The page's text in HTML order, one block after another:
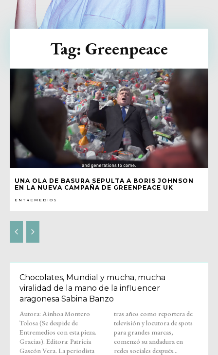
UNA OLA DE BASURA SEPULTA A BORIS JOHNSON
EN LA NUEVA CAMPAÑA DE GREENPEACE UK
ENTREMEDIOS
Tag: Greenpeace
Chocolates, Mundial y mucha, mucha
viralidad de la mano de la influencer
aragonesa Sabina Banzo
Autora: Ainhoa Montero
Tolosa (Se despide de
Entremedios con esta pieza.
Gracias). Editora: Patricia
Gascón Vera. La periodista
tras años como reportera de
televisión y locutora de spots
para grandes marcas,
comenzó su andadura en
redes sociales después...